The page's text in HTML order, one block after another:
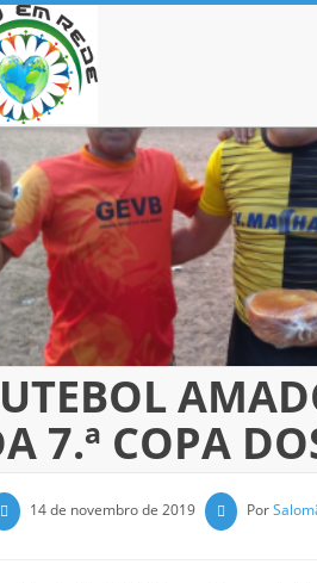
7.ª COPA
14 de novembro de 2019 Por